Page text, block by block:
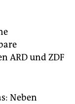
ARD und ZDF
Neben